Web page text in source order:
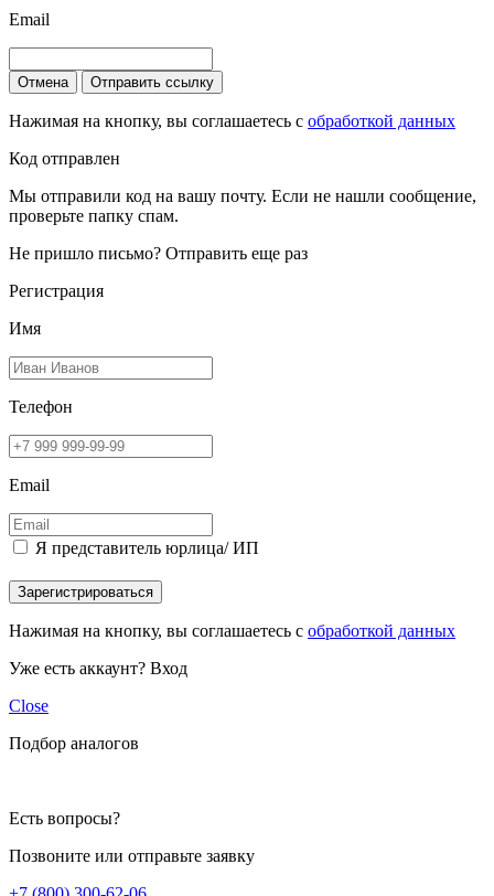
Email
Отмена Отправить ссылку
Нажимая на кнопку, вы соглашаетесь с обработкой данных
Код отправлен
Мы отправили код на вашу почту. Если не нашли сообщение,
проверьте папку спам.
Не пришло письмо? Отправить еще раз
Регистрация
Имя
Телефон
Email
Я представитель юрлица/ ИП
Зарегистрироваться
Нажимая на кнопку, вы соглашаетесь с обработкой данных
Уже есть аккаунт? Вход
Close
Подбор аналогов
Есть вопросы?
Позвоните или отправьте заявку